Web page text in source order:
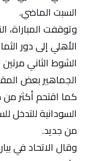
السبت الماضي.
الأهلي إلى دور
الشوط الثاني
الجماهير بعض
كما اقتحم أكثر
السودانية للتدخل
من جديد.
وقال الاتحاد في